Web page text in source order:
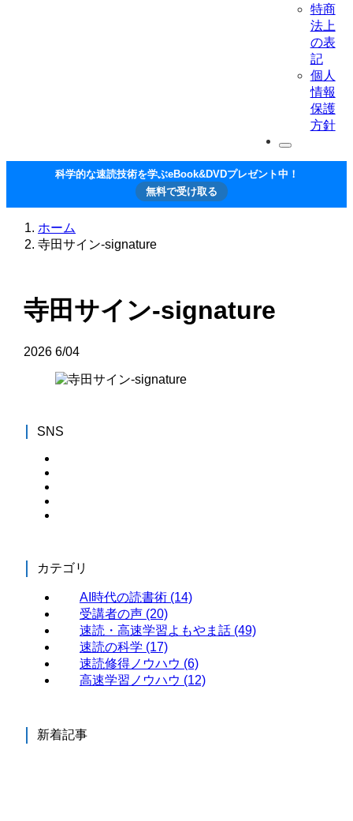
特商
法上
の表
記
個人
情報
保護
方針
科学的な速読技術を学ぶeBook&DVDプレゼント中！
無料で受け取る
ホーム
寺田サイン-signature
寺田サイン-signature
2026 6/04
SNS
カテゴリ
AI時代の読書術 (14)
受講者の声 (20)
速読・高速学習よもやま話 (49)
速読の科学 (17)
速読修得ノウハウ (6)
高速学習ノウハウ (12)
新着記事